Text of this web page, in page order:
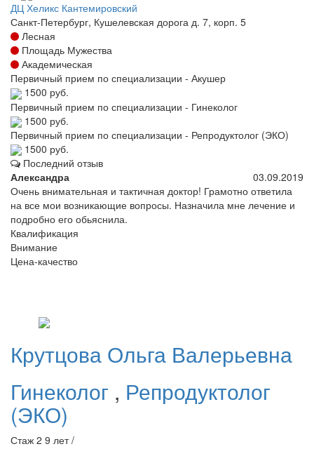
ДЦ Хеликс Кантемировский
Санкт-Петербург, Кушелевская дорога д. 7, корп. 5
Лесная
Площадь Мужества
Академическая
Первичный прием по специализации - Акушер
1500 руб.
Первичный прием по специализации - Гинеколог
1500 руб.
Первичный прием по специализации - Репродуктолог (ЭКО)
1500 руб.
Последний отзыв
Александра
03.09.2019
Очень внимательная и тактичная доктор! Грамотно ответила
на все мои возникающие вопросы. Назначила мне лечение и
подробно его обьяснила.
Квалификация
Внимание
Цена-качество
Крутцова Ольга Валерьевна
Гинеколог , Репродуктолог
(ЭКО)
Стаж 2 9 лет /